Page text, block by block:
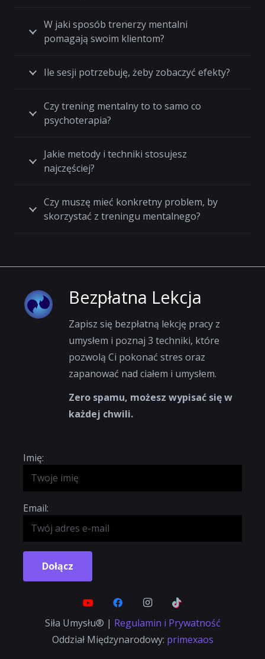
W jaki sposób trenerzy mentalni
pomagają swoim klientom?
Ile sesji potrzebuję, żeby zobaczyć efekty?
Czy trening mentalny to to samo co
psychoterapia?
Jakie metody i techniki stosujesz
najczęściej?
Czy muszę mieć konkretny problem, by
skorzystać z treningu mentalnego?
Bezpłatna Lekcja
Zapisz się bezpłatną lekcję pracy z
umysłem i poznaj 3 techniki, które
pozwolą Ci pokonać stres oraz
zapanować nad ciałem i umysłem.
Zero spamu, możesz wypisać się w
każdej chwili.
Imię:
Email:
Dołącz
Siła Umysłu® | Regulamin i Prywatność
Oddział Międzynarodowy: primexaos